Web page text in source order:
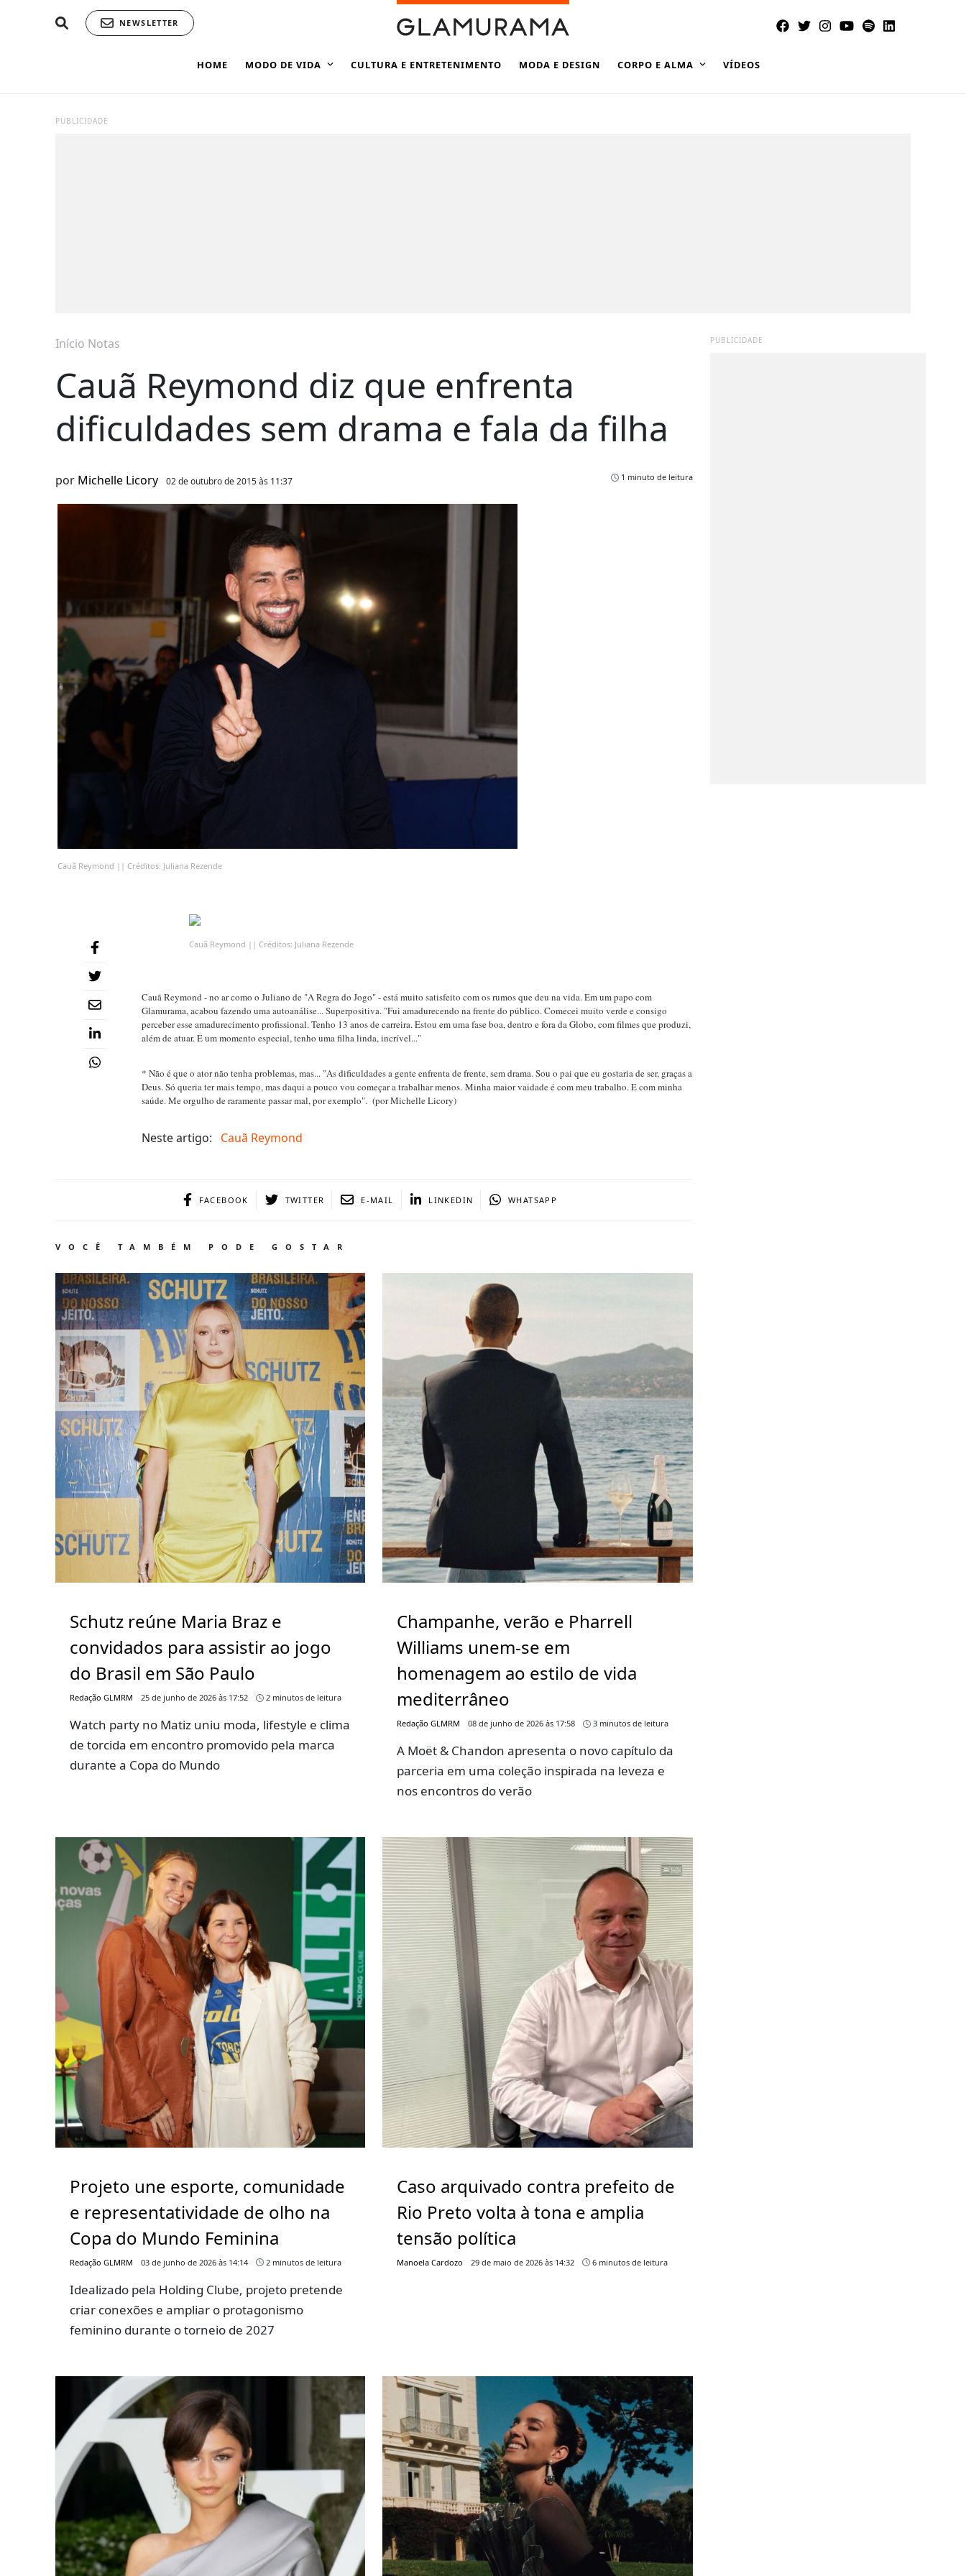
NEWSLETTER
HOME MODO DE VIDA CULTURA E ENTRETENIMENTO MODA E DESIGN CORPO E ALMA VÍDEOS
PUBLICIDADE
Início Notas
Cauã Reymond diz que enfrenta
dificuldades sem drama e fala da filha
por Michelle Licory 02 de outubro de 2015 às 11:37 1 minuto de leitura
Cauã Reymond || Créditos: Juliana Rezende
Cauã Reymond || Créditos: Juliana Rezende
Cauã Reymond - no ar como o Juliano de "A Regra do Jogo" - está muito satisfeito com os rumos que deu na vida. Em um papo com
Glamurama, acabou fazendo uma autoanálise... Superpositiva. "Fui amadurecendo na frente do público. Comecei muito verde e consigo
perceber esse amadurecimento profissional. Tenho 13 anos de carreira. Estou em uma fase boa, dentro e fora da Globo, com filmes que produzi,
além de atuar. É um momento especial, tenho uma filha linda, incrível..."
* Não é que o ator não tenha problemas, mas... "As dificuldades a gente enfrenta de frente, sem drama. Sou o pai que eu gostaria de ser, graças a
Deus. Só queria ter mais tempo, mas daqui a pouco vou começar a trabalhar menos. Minha maior vaidade é com meu trabalho. E com minha
saúde. Me orgulho de raramente passar mal, por exemplo". (por Michelle Licory)
Neste artigo: Cauã Reymond
FACEBOOK TWITTER E-MAIL LINKEDIN WHATSAPP
VOCÊ TAMBÉM PODE GOSTAR
Schutz reúne Maria Braz e
convidados para assistir ao jogo
do Brasil em São Paulo
Redação GLMRM 25 de junho de 2026 às 17:52 2 minutos de leitura
Watch party no Matiz uniu moda, lifestyle e clima
de torcida em encontro promovido pela marca
durante a Copa do Mundo
Champanhe, verão e Pharrell
Williams unem-se em
homenagem ao estilo de vida
mediterrâneo
Redação GLMRM 08 de junho de 2026 às 17:58 3 minutos de leitura
A Moët & Chandon apresenta o novo capítulo da
parceria em uma coleção inspirada na leveza e
nos encontros do verão
Projeto une esporte, comunidade
e representatividade de olho na
Copa do Mundo Feminina
Redação GLMRM 03 de junho de 2026 às 14:14 2 minutos de leitura
Idealizado pela Holding Clube, projeto pretende
criar conexões e ampliar o protagonismo
feminino durante o torneio de 2027
Caso arquivado contra prefeito de
Rio Preto volta à tona e amplia
tensão política
Manoela Cardozo 29 de maio de 2026 às 14:32 6 minutos de leitura
PUBLICIDADE